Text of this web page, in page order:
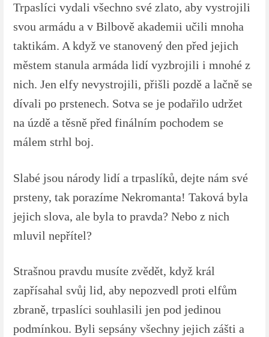
Trpaslíci vydali všechno své zlato, aby vystrojili
svou armádu a v Bilbově akademii učili mnoha
taktikám. A když ve stanovený den před jejich
městem stanula armáda lidí vyzbrojili i mnohé z
nich. Jen elfy nevystrojili, přišli pozdě a lačně se
dívali po prstenech. Sotva se je podařilo udržet
na úzdě a těsně před finálním pochodem se
málem strhl boj.
Slabé jsou národy lidí a trpaslíků, dejte nám své
prsteny, tak porazíme Nekromanta! Taková byla
jejich slova, ale byla to pravda? Nebo z nich
mluvil nepřítel?
Strašnou pravdu musíte zvědět, když král
zapřísahal svůj lid, aby nepozvedl proti elfům
zbraně, trpaslíci souhlasili jen pod jedinou
podmínkou. Byli sepsány všechny jejich zášti a